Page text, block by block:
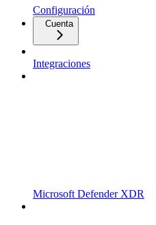
Configuración
Cuenta
Integraciones
Microsoft Defender XDR